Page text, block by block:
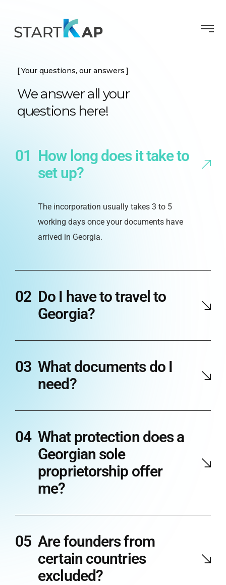
Your questions, our answers
We answer all your
questions here!
How long does it take to
set up?
The incorporation usually takes 3 to 5
working days once your documents have
arrived in Georgia.
Do I have to travel to
Georgia?
What documents do I
need?
What protection does a
Georgian sole
proprietorship offer
me?
Are founders from
certain countries
excluded?